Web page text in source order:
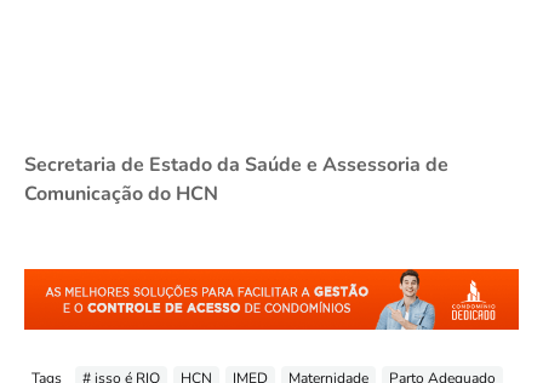
Secretaria de Estado da Saúde e Assessoria de
Comunicação do HCN
Tags # isso é RIO HCN IMED Maternidade Parto Adequado